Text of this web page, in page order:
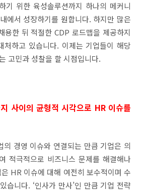
기 위한 육성솔루션까지 하나의 메커니
에서 성장하기를 원합니다. 하지만 많은
용한 뒤 적절한 CDP 로드맵을 제공하지
하고 있습니다. 이제는 기업들이 해당
고민과 성찰을 할 시점입니다.
사이의 균형적 시각으로 HR 이슈를
의 경영 이슈와 연결되는 만큼 기업은 의
적극적으로 비즈니스 문제를 해결해나
HR 이슈에 대해 여전히 보수적이며 수
습니다. ‘인사가 만사’인 만큼 기업 전략